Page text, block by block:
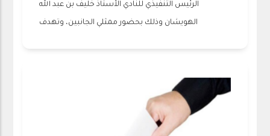
الرئيس التنفيذي للنادي الأستاذ خليف بن عبد الله
الهويشان وذلك بحضور ممثلي الجانبين، وتهدف